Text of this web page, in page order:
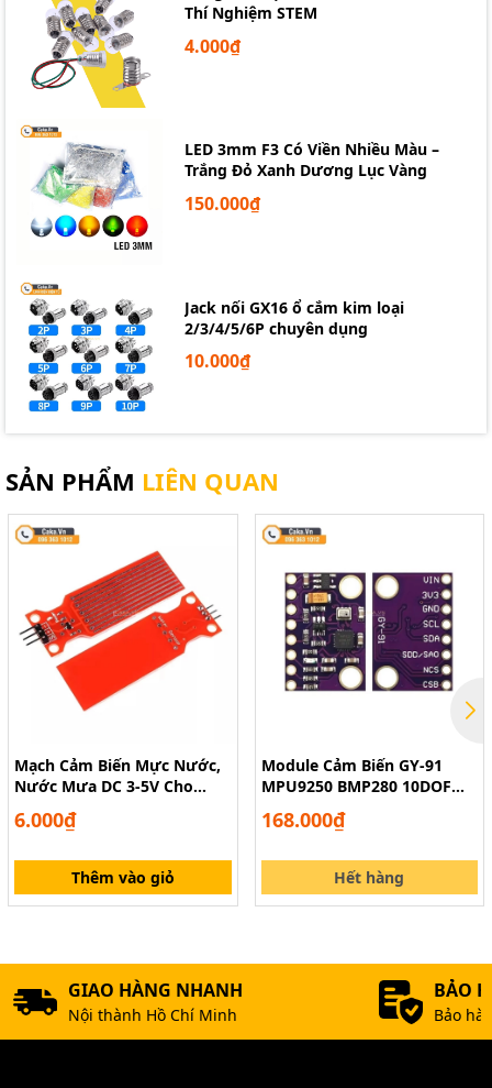
Cảm biến mực chất lỏng không tiếp xúc Y25
Thí Nghiệm STEM
4.000₫
LED 3mm F3 Có Viền Nhiều Màu –
Trắng Đỏ Xanh Dương Lục Vàng
150.000₫
Jack nối GX16 ổ cắm kim loại
2/3/4/5/6P chuyên dụng
10.000₫
SẢN PHẨM LIÊN QUAN
Mạch Cảm Biến Mực Nước,
Nước Mưa DC 3-5V Cho
6.000₫
Thêm vào giỏ
Module Cảm Biến GY-91
MPU9250 BMP280 10DOF
168.000₫
Hết hàng
GIAO HÀNG NHANH
Nội thành Hồ Chí Minh
BẢO
Bảo